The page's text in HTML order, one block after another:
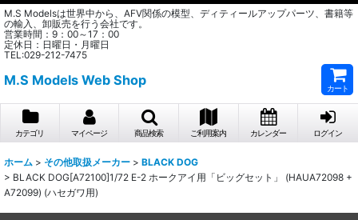
M.S Modelsは世界中から、AFV関係の模型、ディティールアップパーツ、書籍等
の輸入、卸販売を行う会社です。
営業時間：9：00～17：00
定休日：日曜日・月曜日
TEL:029-212-7475
M.S Models Web Shop
カート
カテゴリ マイページ 商品検索 ご利用案内 カレンダー ログイン
ホーム > その他取扱メーカー > BLACK DOG
> BLACK DOG[A72100]1/72 E-2 ホークアイ用「ビッグセット」 (HAUA72098 +
A72099) (ハセガワ用)